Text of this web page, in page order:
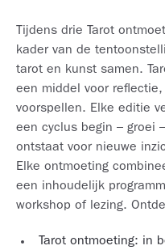
Tijdens drie Tarot
kader van de
tarot en kunst samen.
een middel voor
voorspellen. Elke editie
een cyclus begin – groei
ontstaat voor nieuwe
Elke ontmoeting
een inhoudelijk
workshop of lezing.
Tarot ontmoeting: in